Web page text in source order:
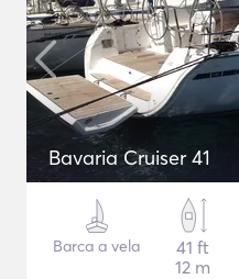
Bavaria Cruiser 41
Barca a vela
41 ft
12 m